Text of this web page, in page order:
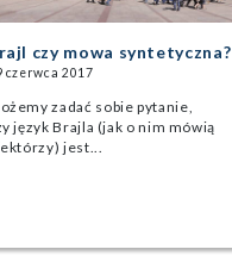
czy mowa syntetyczna?
czerwca 2017
zadać sobie pytanie,
język Brajla (jak o nim mówią
jest...